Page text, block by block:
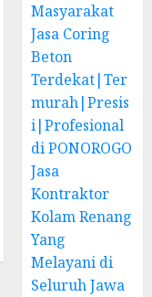
Masyarakat
Jasa Coring
Beton
Terdekat|Ter
murah|Presis
i|Profesional
di PONOROGO
Jasa
Kontraktor
Kolam Renang
Yang
Melayani di
Seluruh Jawa